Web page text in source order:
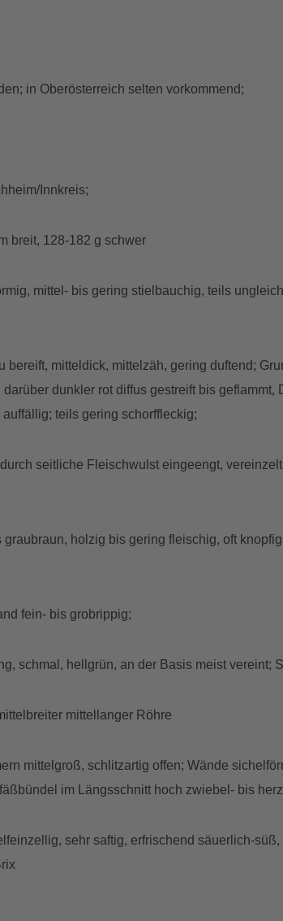
in Oberösterreich selten vorkommend;
Innkreis;
breit, 128-182 g schwer
mittel- bis gering stielbauchig, teils
mitteldick, mittelzäh, gering duftend;
dunkler rot diffus gestreift bis
teils gering schorffleckig;
seitliche Fleischwulst eingeengt,
holzig bis gering fleischig, oft
fein- bis grobrippig;
schmal, hellgrün, an der Basis meist vereint;
mittellanger Röhre
mittelgroß, schlitzartig offen; Wände
im Längsschnitt hoch zwiebel- bis
sehr saftig, erfrischend säuerlich-